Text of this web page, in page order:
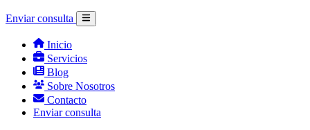
Enviar consulta
Inicio
Servicios
Blog
Sobre Nosotros
Contacto
Enviar consulta